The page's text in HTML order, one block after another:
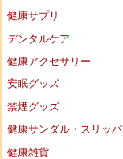
健康サプリ
デンタルケア
健康アクセサリー
安眠グッズ
禁煙グッズ
健康サンダル・スリッパ
健康雑貨